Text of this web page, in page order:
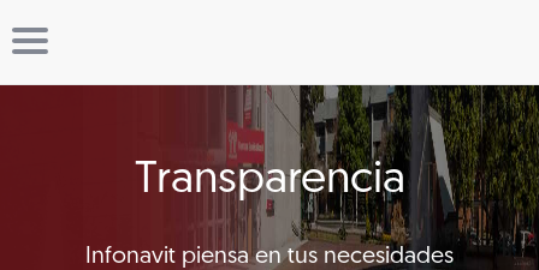
Transparencia
Infonavit piensa en tus necesidades